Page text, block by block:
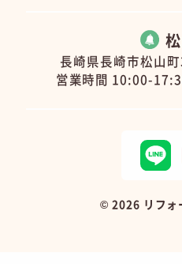
長崎県長崎市松山
営業時間 10:00-
© 2026 リフォ